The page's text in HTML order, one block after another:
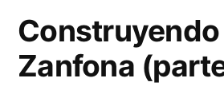
Construyendo
Zanfona